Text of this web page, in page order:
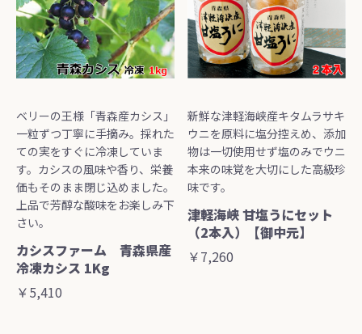
ベリーの王様「青森産カシス」
一粒ずつ丁寧に手摘み。採れた
ての実をすぐに冷凍していま
す。カシスの風味や香り、栄養
価もそのまま閉じ込めました。
上品で芳醇な酸味をお楽しみ下
さい。
カシスファーム 青森県産
冷凍カシス 1Kg
￥5,410
新鮮な津軽海峡産キタムラサキ
ウニを原料に塩分控えめ、添加
物は一切使用せず塩のみでウニ
本来の味覚を大切にした高級珍
味です。
津軽海峡 甘塩うにセット
（2本入）【御中元】
￥7,260